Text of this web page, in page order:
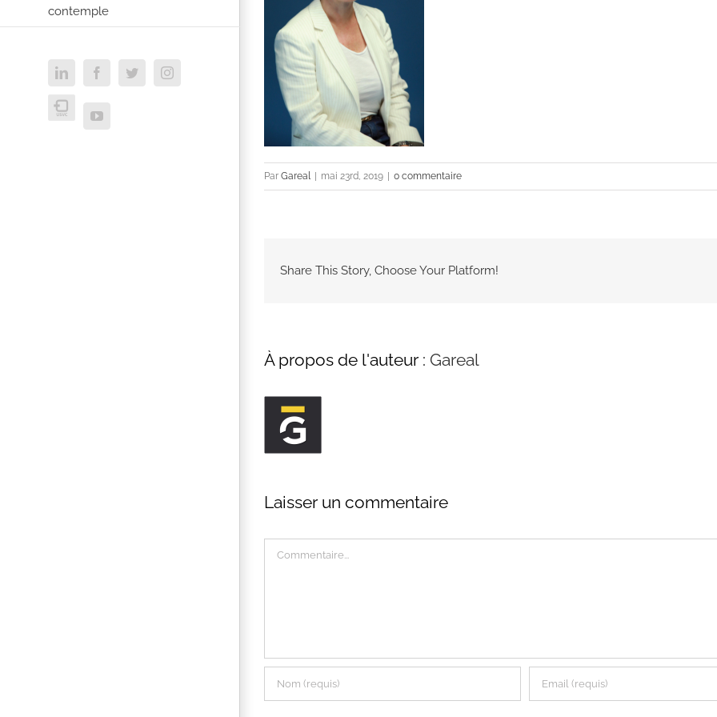
contemple
LinkedInFacebookTwitterInstagram
USVC
YouTube
Par Gareal mai 23rd, 2019 0 commentaire
Share This Story, Choose Your Platform!
À propos de l'auteur : Gareal
Laisser un commentaire
Commentaire